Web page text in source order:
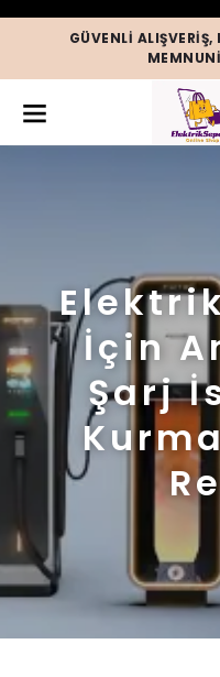
GÜVENLI
İçin
Şarj